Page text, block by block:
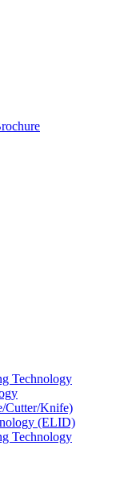
Technology
Cutter/Knife)
(ELID)
Technology